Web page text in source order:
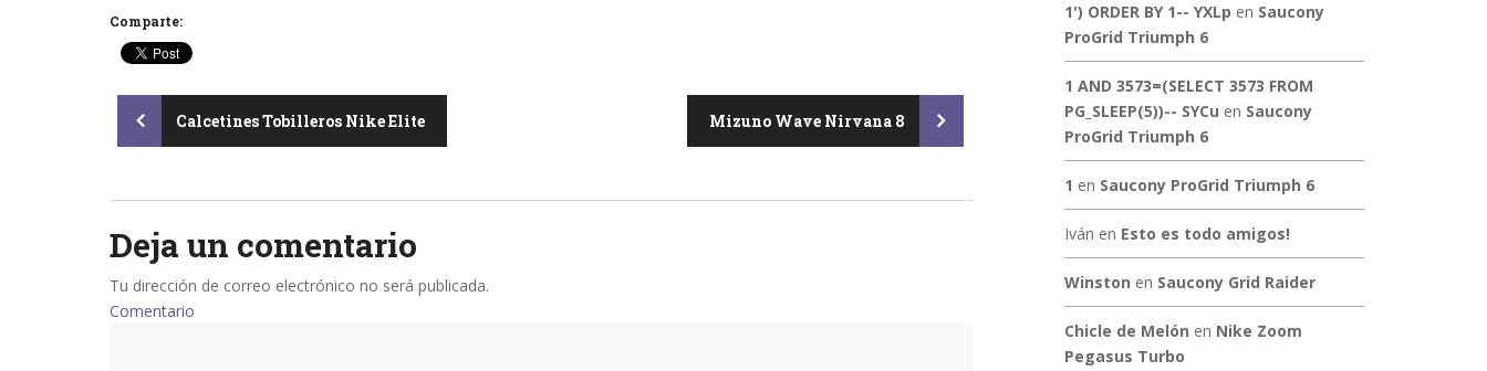
Comparte:
Post
navigation
Calcetines Tobilleros Nike Elite Mizuno Wave Nirvana 8
Deja un comentario
Tu dirección de correo electrónico no será publicada.
Comentario
1') ORDER BY 1-- YXLp en Saucony
ProGrid Triumph 6
1 AND 3573=(SELECT 3573 FROM
PG_SLEEP(5))-- SYCu en Saucony
ProGrid Triumph 6
1 en Saucony ProGrid Triumph 6
Iván en Esto es todo amigos!
Winston en Saucony Grid Raider
Chicle de Melón en Nike Zoom
Pegasus Turbo